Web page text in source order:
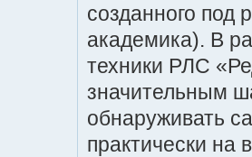
созданного под
академика). В
техники РЛС
значительным
обнаруживать
практически на